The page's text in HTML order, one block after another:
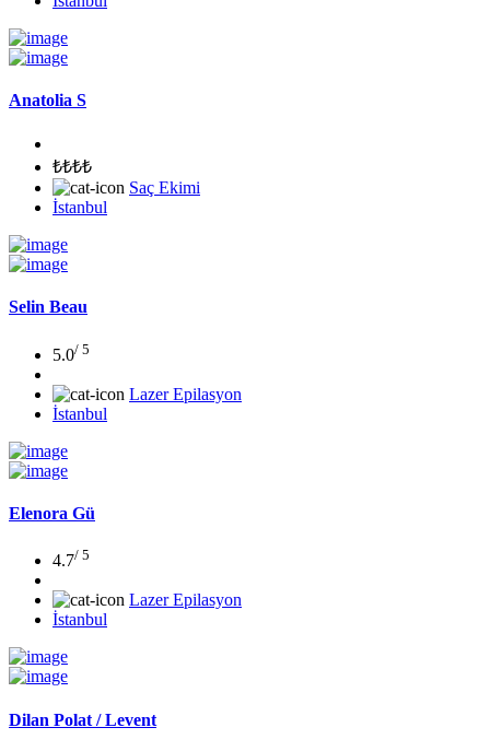
Anatolia S
₺₺₺₺
Saç Ekimi
İstanbul
Selin Beau
5.0/ 5
Lazer Epilasyon
İstanbul
Elenora Gü
4.7/ 5
Lazer Epilasyon
İstanbul
Dilan Polat / Levent